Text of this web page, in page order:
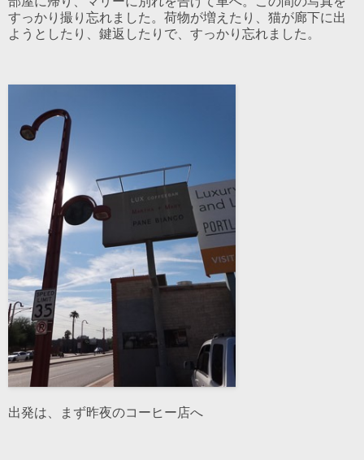
すっかり撮り忘れました。荷物が増えたり、猫が廊下に出
ようとしたり、鍵返したりで、すっかり忘れました。
出発は、まず昨夜のコーヒー店へ